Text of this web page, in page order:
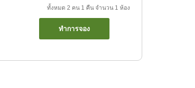
ทั้งหมด 2 คน 1 คืน จำนวน 1 ห้อง
ทำการจอง